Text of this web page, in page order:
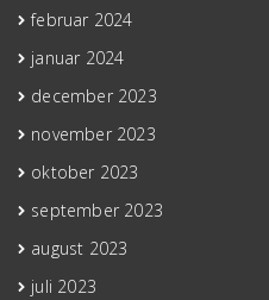
februar 2024
januar 2024
december 2023
november 2023
oktober 2023
september 2023
august 2023
juli 2023